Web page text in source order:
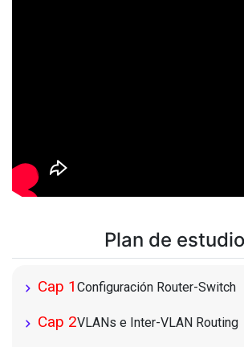
Plan de
Cap 1 Configuración Router-Switch
Cap 2VLANs e Inter-VLAN Routing